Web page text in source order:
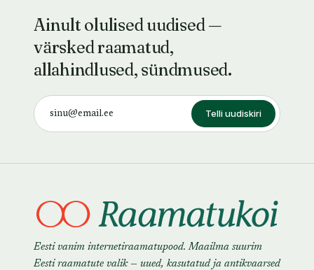
Ainult olulised uudised —
värsked raamatud,
allahindlused, sündmused.
Telli uudiskiri
Eesti vanim internetiraamatupood. Maailma suurim
Eesti raamatute valik — uued, kasutatud ja antikvaarsed